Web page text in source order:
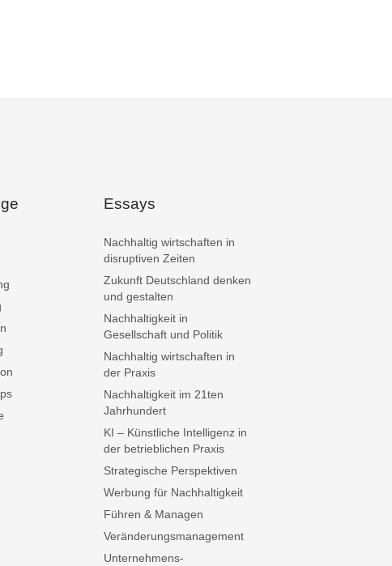
Essays
Nachhaltig wirtschaften in
disruptiven Zeiten
Zukunft Deutschland denken
und gestalten
Nachhaltigkeit in
Gesellschaft und Politik
Nachhaltig wirtschaften in
der Praxis
Nachhaltigkeit im 21ten
Jahrhundert
KI – Künstliche Intelligenz in
der betrieblichen Praxis
Strategische Perspektiven
Werbung für Nachhaltigkeit
Führen & Managen
Veränderungsmanagement
Unternehmens-